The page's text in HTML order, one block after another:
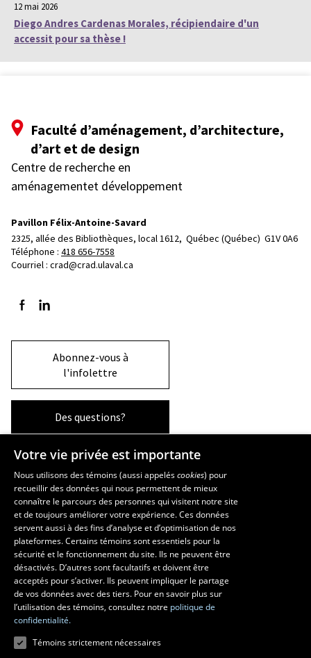
12 mai 2026
Diego Andres Cardenas Morales, récipiendaire d'un
accessit pour sa thèse !
Faculté d’aménagement, d’architecture,
d’art et de design
Centre de recherche en
aménagementet développement
Pavillon Félix-Antoine-Savard
2325, allée des Bibliothèques, local 1612, Québec (Québec)  G1V 0A6
Téléphone : 418 656-7558
Courriel : crad@crad.ulaval.ca
Suivez-nous sur Facebook
Suivez-nous sur LinkedIn
Abonnez-vous à
l'infolettre
Des questions?
La Faculté et ses écoles
Faculté d’aménagement, d’architecture, d’art et de design
École d’art
École supérieure d’aménagement du territoire et de développement
régional
École d’architecture
École de design
Votre vie privée est importante
Nous utilisons des témoins (aussi appeléscookies) pour
recueillir des données qui nous permettent de mieux
connaître le parcours des personnes qui visitent notre site
et de toujours améliorer votre expérience. Ces données
servent aussi à des fins d’analyse et d’optimisation de nos
plateformes. Certains témoins sont essentiels pour la
sécurité et le fonctionnement du site. Ils ne peuvent être
désactivés. D’autres sont facultatifs et doivent être
acceptés pour s’activer. Ils peuvent impliquer le partage
de vos données avec des tiers. Pour en savoir plus sur
l’utilisation des témoins, consultez notre politique de
confidentialité.
Témoins strictement nécessaires